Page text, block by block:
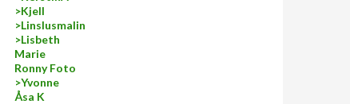
>Kjell
>Linslusmalin
>Lisbeth
Marie
Ronny Foto
>Yvonne
Åsa K